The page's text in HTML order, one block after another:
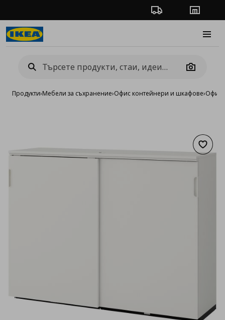
Проследяване на
Camera
Продукти›Мебели за съхранение›Офис контейнери и шкафове›Офис